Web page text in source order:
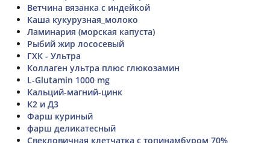
Ветчина вязанка с индейкой
Каша кукурузная_молоко
Ламинария (морская капуста)
Рыбий жир лососевый
ГХК - Ультра
Коллаген ультра плюс глюкозамин
L-Glutamin 1000 mg
Кальций-магний-цинк
К2 и Д3
Фарш куриный
фарш деликатесный
Свекловичная клетчатка с топинамбуром 70%